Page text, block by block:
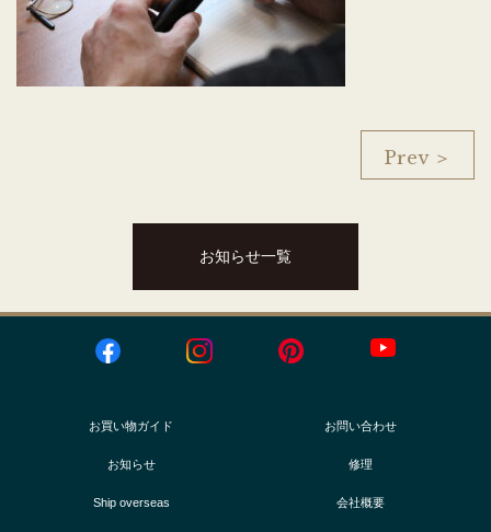
Prev ＞
お知らせ一覧
お買い物ガイド お問い合わせ
お知らせ 修理
Ship overseas 会社概要